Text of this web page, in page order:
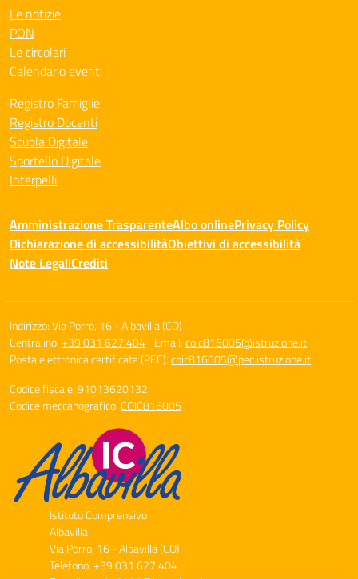
Le notizie
PON
Le circolari
Calendario eventi
Registro Famiglie
Registro Docenti
Scuola Digitale
Sportello Digitale
Interpelli
Amministrazione TrasparenteAlbo onlinePrivacy Policy
Dichiarazione di accessibilitàObiettivi di accessibilità
Note LegaliCrediti
Indirizzo:Via Porro, 16 - Albavilla (CO)
Centralino:+39 031 627 404 Email:coic816005@istruzione.it
Posta elettronica certificata (PEC):coic816005@pec.istruzione.it
Codice fiscale: 91013620132
Codice meccanografico:COIC816005
Istituto Comprensivo
Albavilla
Via Porro, 16 - Albavilla (CO)
Telefono: +39 031 627 404